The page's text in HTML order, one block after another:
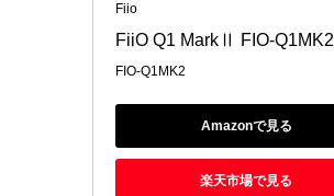
Fiio
FiiO Q1 MarkⅡ FIO-Q1MK2
FIO-Q1MK2
Amazonで見る
楽天市場で見る